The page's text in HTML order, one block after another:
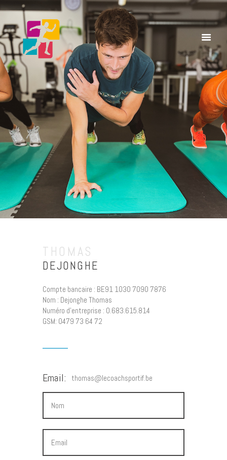
Home
A Propos
Services
Articles & Posts
Infos & Tarifs
Contacts
THOMAS
DEJONGHE
Compte bancaire : BE91 1030 7090 7876
Nom : Dejonghe Thomas
Numéro d’entreprise : 0.683.615.814
GSM: 0479 73 64 72
thomas@lecoachsportif.be